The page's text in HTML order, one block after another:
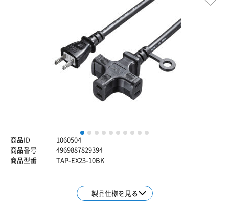
1 2 3 4 5 6 7 8 9
商品ID
1060504
商品番号
4969887829394
商品型番
TAP-EX23-10BK
製品仕様を見る